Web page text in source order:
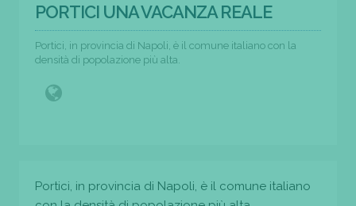
PORTICI UNA VACANZA REALE
Portici, in provincia di Napoli, è il comune italiano con la
densità di popolazione più alta.
Portici, in provincia di Napoli, è il comune italiano